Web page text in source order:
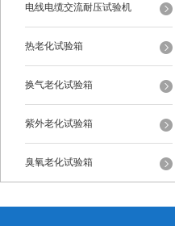
电线电缆交流耐压试验机
热老化试验箱
换气老化试验箱
紫外老化试验箱
臭氧老化试验箱